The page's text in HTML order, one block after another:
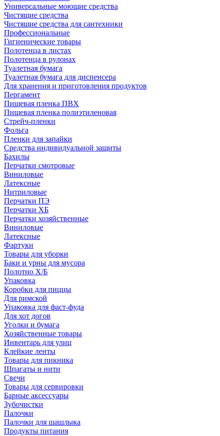
Универсальные моющие средства
Чистящие средства
Чистящие средства для сантехники
Профессиональные
Гигиенические товары
Полотенца в листах
Полотенца в рулонах
Туалетная бумага
Туалетная бумага для диспенсера
Для хранения и приготовления продуктов
Пергамент
Пищевая пленка ПВХ
Пищевая пленка полиэтиленовая
Стрейч-пленки
Фольга
Пленки для запайки
Средства индивидуальной защиты
Бахилы
Перчатки смотровые
Виниловые
Латексные
Нитриловые
Перчатки ПЭ
Перчатки ХБ
Перчатки хозяйственные
Виниловые
Латексные
Фартуки
Товары для уборки
Баки и урны для мусора
Полотно Х/Б
Упаковка
Коробки для пиццы
Для римской
Упаковка для фаст-фуда
Для хот догов
Уголки и бумага
Хозяйственные товары
Инвентарь для улиц
Клейкие ленты
Товары для пикника
Шпагаты и нити
Свечи
Товары для сервировки
Барные аксессуары
Зубочистки
Палочки
Палочки для шашлыка
Продукты питания